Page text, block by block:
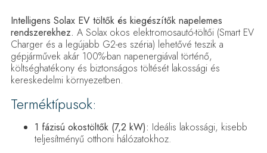
Intelligens Solax EV töltők és kiegészítők napelemes
rendszerekhez. A Solax okos elektromosautó-töltői (Smart EV
Charger és a legújabb G2-es széria) lehetővé teszik a
gépjárművek akár 100%-ban napenergiával történő,
költséghatékony és biztonságos töltését lakossági és
kereskedelmi környezetben.
Terméktípusok:
1 fázisú okostöltők (7,2 kW): Ideális lakossági, kisebb
teljesítményű otthoni hálózatokhoz.